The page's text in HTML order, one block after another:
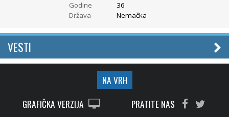
Godine
36
Država
Nemačka
VESTI
NA VRH
GRAFIČKA VERZIJA
PRATITE NAS